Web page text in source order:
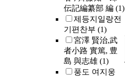
伝記編纂部 編 (1)
제등지일랑전
기편찬부 (1)
宮澤 賢治,武
者小路 實篤, 豊
島 與志雄 (1)
풍도 여지웅